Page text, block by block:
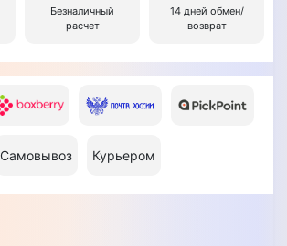
Безналичный
расчет
14 дней обмен/
возврат
Самовывоз Курьером